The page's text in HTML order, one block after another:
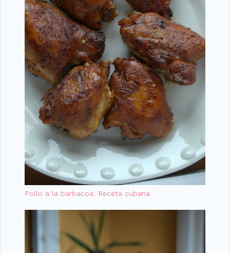
Pollo a la barbacoa. Receta cubana